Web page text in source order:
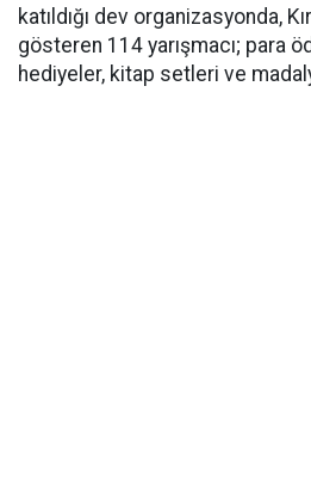
katıldığı dev organizasyonda,
gösteren 114 yarışmacı; para
hediyeler, kitap setleri ve